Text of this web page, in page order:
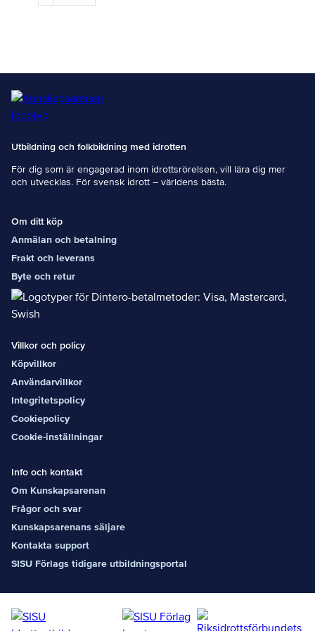
unga
dig!
Målgrupp
För dig som
ambitionen
vidare som
tränare inom
få en
uppdatering
och utveckla
ditt
tränarskap.
Teori och
praktik,
praktik, fristil
Ledarskap
Målsättning
Deltagarna
avslutad
kurs ha fått
grundläggan
de principer
stilarna, samt
inom
träningslära.
Utöver detta
möjlighet att
med hjälp av
Utbildning och folkbildning med idrotten
För dig som är engagerad inom idrottsrörelsen, vill lära dig mer
och utvecklas. För svensk idrott – världens bästa.
Om ditt köp
Anmälan och betalning
Frakt och leverans
Byte och retur
Villkor och policy
Köpvillkor
Användarvillkor
Integritetspolicy
Cookiepolicy
Cookie-inställningar
Info och kontakt
Om Kunskapsarenan
Frågor och svar
Kunskapsarenans säljare
Kontakta support
SISU Förlags tidigare utbildningsportal